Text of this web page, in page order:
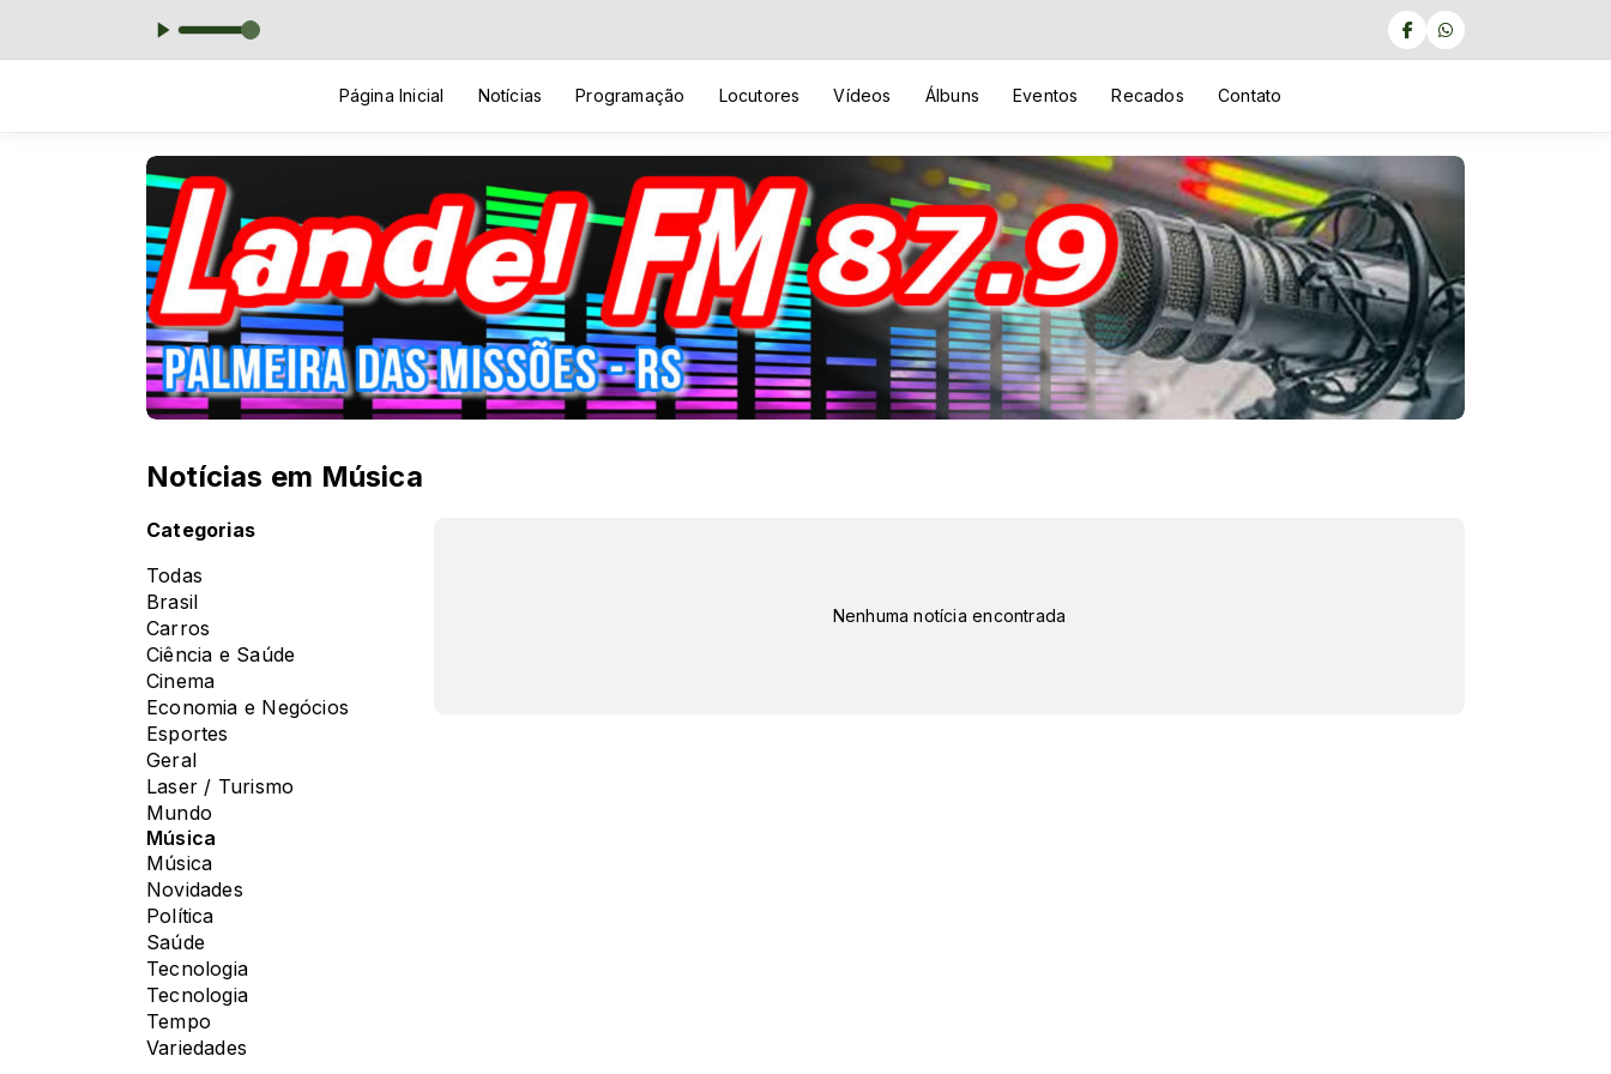
Página Inicial Notícias Programação Locutores Vídeos Álbuns Eventos Recados Contato
Notícias em Música
Categorias
Todas
Brasil
Carros
Ciência e Saúde
Cinema
Economia e Negócios
Esportes
Geral
Laser / Turismo
Mundo
Música
Música
Novidades
Política
Saúde
Tecnologia
Tecnologia
Tempo
Variedades
Nenhuma notícia encontrada